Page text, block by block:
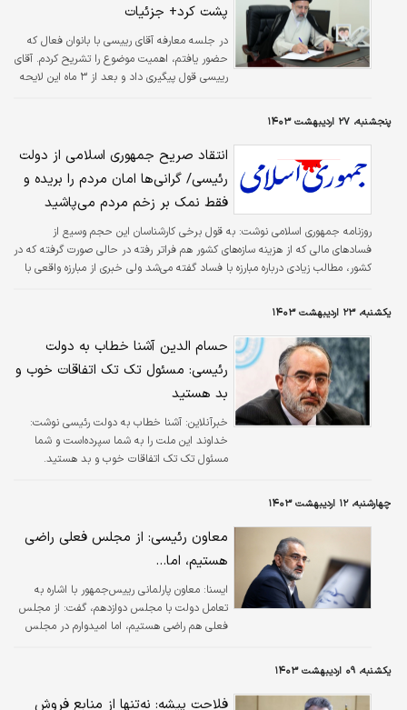
پشت کرد+ جزئیات
در جلسه معارفه آقای رییسی با بانوان فعال که
حضور یافتم، اهمیت موضوع را تشریح کردم. آقای
رییسی قول پیگیری داد و بعد از ۳ ماه این لایحه
پنجشنبه، ۲۷ اردیبهشت ۱۴۰۳
انتقاد صریح جمهوری اسلامی از دولت
رئیسی/ گرانی‌ها امان مردم را بریده و
فقط نمک بر زخم مردم می‌پاشید
روزنامه جمهوری اسلامی نوشت: به قول برخی کارشناسان این حجم وسیع از
فسادهای مالی که از هزینه ‌سازه‌های کشور هم فراتر رفته در حالی صورت گرفته که در
کشور، مطالب زیادی درباره مبارزه با فساد گفته می‌شد ولی خبری از مبارزه واقعی با
یکشنبه، ۲۳ اردیبهشت ۱۴۰۳
حسام الدین آشنا خطاب به دولت
رئیسی: مسئول تک تک اتفاقات خوب و
بد هستید
خبرآنلاین: آشنا خطاب به دولت رئیسی نوشت:
خداوند این ملت را به شما سپرده‌است و شما
مسئول تک تک اتفاقات خوب و بد هستید.
چهارشنبه، ۱۲ اردیبهشت ۱۴۰۳
معاون رئیسی: از مجلس فعلی راضی
هستیم، اما...
ایسنا: معاون پارلمانی رییس‌جمهور با اشاره به
تعامل دولت با مجلس دوازدهم، گفت: از مجلس
فعلی هم راضی هستیم، اما امیدوارم در مجلس
یکشنبه، ۰۹ اردیبهشت ۱۴۰۳
فلاحت پیشه: نه‌تنها از منابع فروش